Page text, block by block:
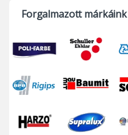
Forgalmazott márkáink